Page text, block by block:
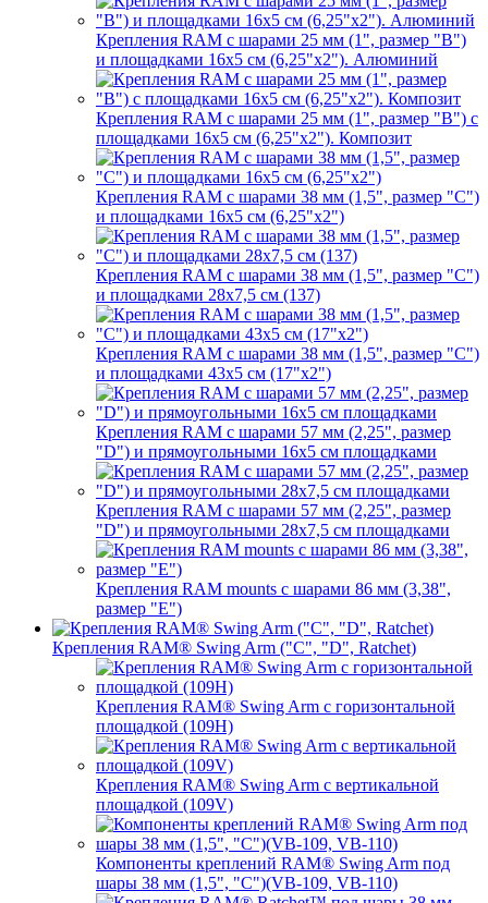
Крепления RAM с шарами 25 мм (1", размер "B")
и площадками 16х5 см (6,25"х2"). Алюминий
Крепления RAM с шарами 25 мм (1", размер "B") с
площадками 16х5 см (6,25"х2"). Композит
Крепления RAM с шарами 38 мм (1,5", размер "C")
и площадками 16х5 см (6,25"х2")
Крепления RAM с шарами 38 мм (1,5", размер "C")
и площадками 28х7,5 см (137)
Крепления RAM с шарами 38 мм (1,5", размер "C")
и площадками 43х5 см (17"х2")
Крепления RAM с шарами 57 мм (2,25", размер
"D") и прямоугольными 16х5 см площадками
Крепления RAM с шарами 57 мм (2,25", размер
"D") и прямоугольными 28х7,5 см площадками
Крепления RAM mounts с шарами 86 мм (3,38",
размер "E")
Крепления RAM® Swing Arm ("C", "D", Ratchet)
Крепления RAM® Swing Arm с горизонтальной
площадкой (109H)
Крепления RAM® Swing Arm с вертикальной
площадкой (109V)
Компоненты креплений RAM® Swing Arm под
шары 38 мм (1,5", "C")(VB-109, VB-110)